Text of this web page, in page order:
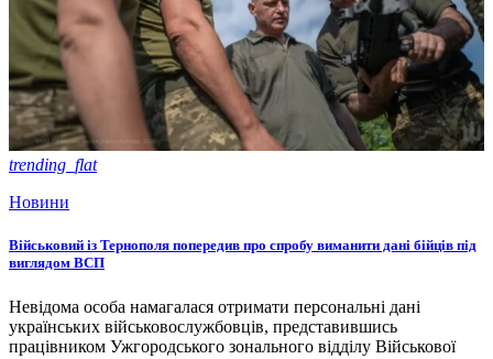
trending_flat
Новини
Військовий із Тернополя попередив про спробу виманити дані бійців під
виглядом ВСП
Невідома особа намагалася отримати персональні дані
українських військовослужбовців, представившись
працівником Ужгородського зонального відділу Військової